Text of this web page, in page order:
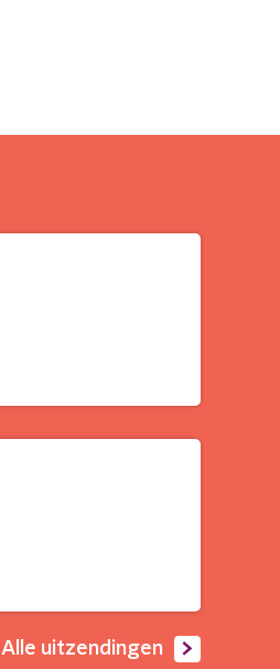
Alle uitzendingen